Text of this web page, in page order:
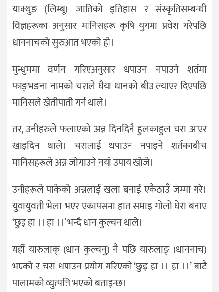
याक्थुङ (लिम्बू) जातिको इतिहास र संस्कृतिसम्बन्धी
विज्ञहरूका अनुसार मानिसहरू कृषि युगमा प्रवेश गरेपछि
धाननाचको सुरुआत भएको हो।
मुन्धुममा वर्णन गरिएअनुसार धपाउन नपाउने शर्तमा
फाङ्भङना नामको चराले घैया धानको बीउ ल्याएर दिएपछि
मानिसले खेतीपाती गर्न थाले।
तर, उनीहरुले फलाएको अन्न दिनदिनै हुलकाहुल चरा आएर
खाइदिन थाले। चरालाई धपाउन नपाइने शर्तकाबीच
मानिसहरूले अन्न जोगाउने नयाँ उपाय खोजे।
उनीहरूले पाकेको अन्नलाई खला बनाई एकैठाउँ जम्मा गरे।
युवायुवती भेला भएर एकापसमा हात समाइ गोलो घेरा बनाए
‘छुइ हा ।। हा ।।’ भन्दै धान कुल्चन थाले।
यहीँ यारुलाक् (धान कुल्चनु) नै पछि यारुलाङ् (धाननाच)
भएको र चरा धपाउन प्रयोग गरिएको ‘छुइ हा ।। हा ।।’ बाटै
पालामको व्युत्पत्ति भएको बताइन्छ।